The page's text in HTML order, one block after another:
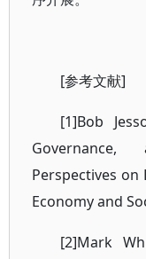
[参考文献]
[1]Bob
Governance,
Perspectives on
Economy and
[2]Mark